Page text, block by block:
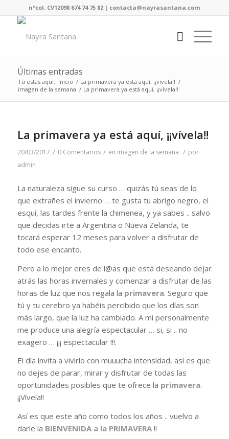
nºcol. CV12098 674 74 75 82 | contacta@nayrasantana.com
Últimas entradas
Tú estás aquí: Inicio / La primavera ya está aquí, ¡¡vívela!! /
imagen de la semana / La primavera ya está aquí, ¡¡vívela!!
La primavera ya está aquí, ¡¡vívela!!
20/03/2017 / 0 Comentarios / en imagen de la semana / por
admin
La naturaleza sigue su curso … quizás tú seas de lo
que extrañes el invierno … te gusta tu abrigo negro, el
esquí, las tardes frente la chimenea, y ya sabes .. salvo
que decidas irte a Argentina o Nueva Zelanda, te
tocará esperar 12 meses para volver a disfrutar de
todo ese encanto.
Pero a lo mejor eres de l@as que está deseando dejar
atrás las horas invernales y comenzar a disfrutar de las
horas de luz que nos regala la primavera. Seguro que
tú y tu cerebro ya habéis percibido que los días son
más largo, que la luz ha cambiado. A mi personalmente
me produce una alegría espectacular … si, si .. no
exagero … ¡¡¡ espectacular !!!.
El día invita a vivirlo con muuucha intensidad, así es que
no dejes de parar, mirar y disfrutar de todas las
oportunidades posibles que te ofrece la primavera.
¡¡Vívela!!
Así es que este año como todos los años .. vuelvo a
darle la BIENVENIDA a la PRIMAVERA!!